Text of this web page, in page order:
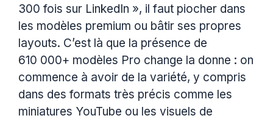
300 fois sur LinkedIn », il faut piocher dans
les modèles premium ou bâtir ses propres
layouts. C’est là que la présence de
610 000+ modèles Pro change la donne : on
commence à avoir de la variété, y compris
dans des formats très précis comme les
miniatures YouTube ou les visuels de